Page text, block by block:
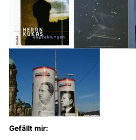
Jahren:
Der
Roman
Ullstein
von
Stefan
Großmann
Gefällt mir: